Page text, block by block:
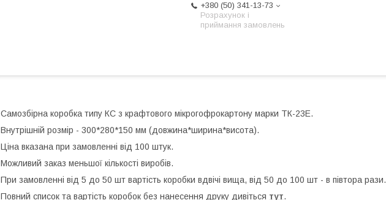
+380 (50) 341-13-73
Розрахунок і
приймання замовлень
Самозбірна коробка типу КС з крафтового мікрогофрокартону марки ТК-23Е.
Внутрішній розмір - 300*280*150 мм (довжина*ширина*висота).
Ціна вказана при замовленні від 100 штук.
Можливий заказ меньшої кількості виробів.
При замовленні від 5 до 50 шт вартість коробки вдвічі вища, від 50 до 100 шт - в півтора рази.
Повний список та вартість коробок без нанесення друку дивіться тут.